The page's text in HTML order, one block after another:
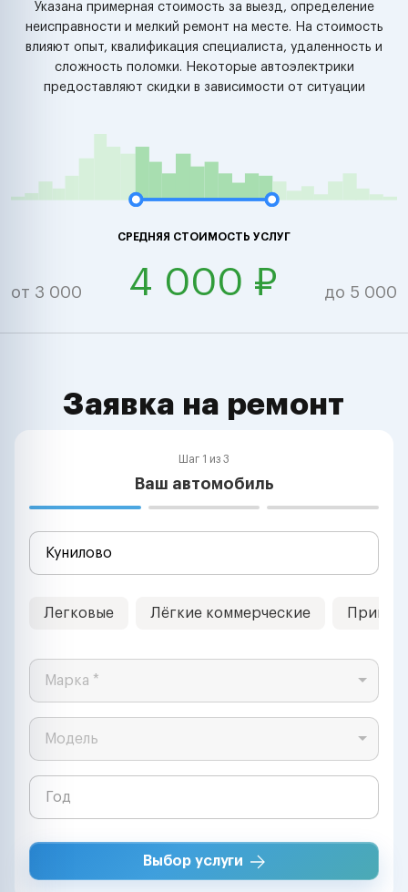
Указана примерная стоимость за выезд, определение
неисправности и мелкий ремонт на месте. На стоимость
влияют опыт, квалификация специалиста, удаленность и
сложность поломки. Некоторые автоэлектрики
предоставляют скидки в зависимости от ситуации
СРЕДНЯЯ СТОИМОСТЬ УСЛУГ
от 3 000 4 000 ₽ до 5 000
Заявка на ремонт
Шаг 1 из 3
Ваш автомобиль
Легковые Лёгкие коммерческие
Марка *
Модель
Выбор услуги